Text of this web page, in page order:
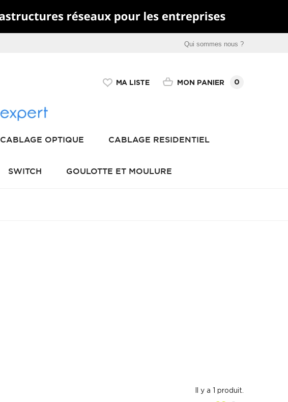
Qui sommes nous ?
MON PANIER 0
MA LISTE
CABLAGE OPTIQUE CABLAGE RESIDENTIEL
SWITCH GOULOTTE ET MOULURE
Il y a 1 produit.